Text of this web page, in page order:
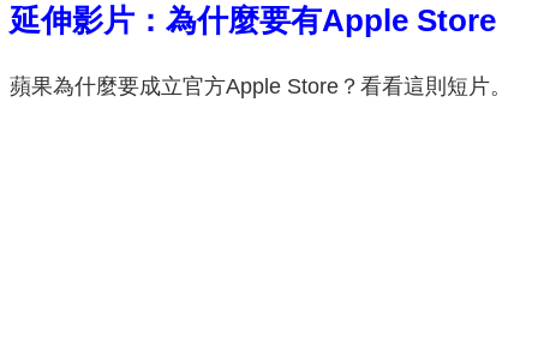
延伸影片：為什麼要有Apple Store
蘋果為什麼要成立官方Apple Store？看看這則短片。